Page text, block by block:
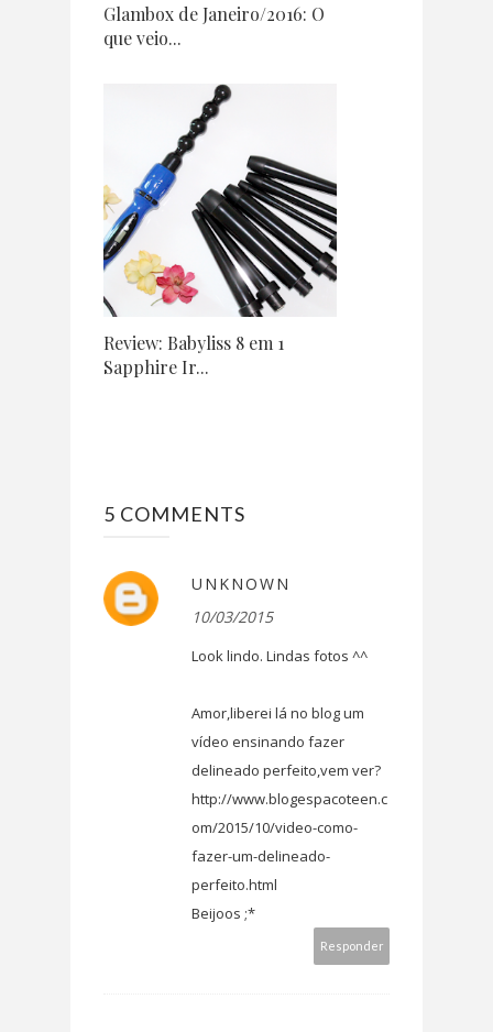
Glambox de Janeiro/2016: O
que veio...
Review: Babyliss 8 em 1
Sapphire Ir...
5 COMMENTS
UNKNOWN
10/03/2015
Look lindo. Lindas fotos ^^
Amor,liberei lá no blog um
vídeo ensinando fazer
delineado perfeito,vem ver?
http://www.blogespacoteen.c
om/2015/10/video-como-
fazer-um-delineado-
perfeito.html
Beijoos ;*
Responder